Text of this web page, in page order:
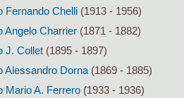
Fernando Chelli (1913 - 1956)
Angelo Charrier (1871 - 1882)
J. Collet (1895 - 1897)
Alessandro Dorna (1869 - 1885)
Mario A. Ferrero (1933 - 1936)